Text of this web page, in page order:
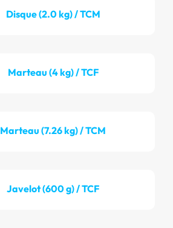
Disque (2.0 kg) / TCM
Marteau (4 kg) / TCF
Marteau (7.26 kg) / TCM
Javelot (600 g) / TCF